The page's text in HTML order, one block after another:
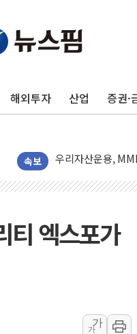
해외투자 산업 증권·
속보
박홍근 "국가재
李대통령, 진급 장
TBH글로벌, 상반
AI 메모리 향한 뜨
"내년 메모리 물량
현대지에프홀딩스
관광객 3000만명
[뉴스핌 이 시각
美 정보 당국 "푸
인도, 바이오가스
티 엑스포가
가
가